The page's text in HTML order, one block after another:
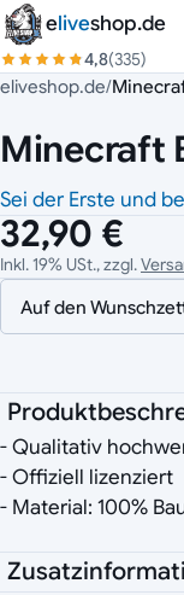
Zum Inhalt springen
eliveshop.de
4,8(335)
eliveshop.de/
Minecraft
Sei der Erste und
32,90 €
Inkl. 19% USt., zzgl.
Auf den
- Qualitativ
- Offiziell lizenziert
- Material: 100%